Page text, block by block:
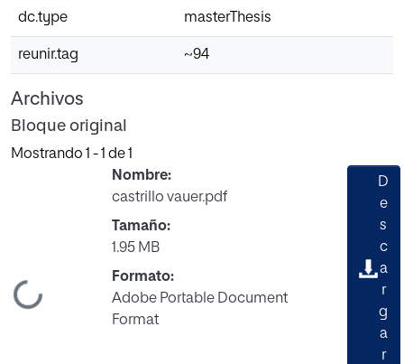
dc.type masterThesis
reunir.tag ~94
Archivos
Bloque original
Mostrando 1 - 1 de 1
Cargando...
Nombre:
castrillo vauer.pdf
Tamaño:
1.95 MB
Formato:
Adobe Portable Document
Format
D
e
s
c
a
r
g
a
r